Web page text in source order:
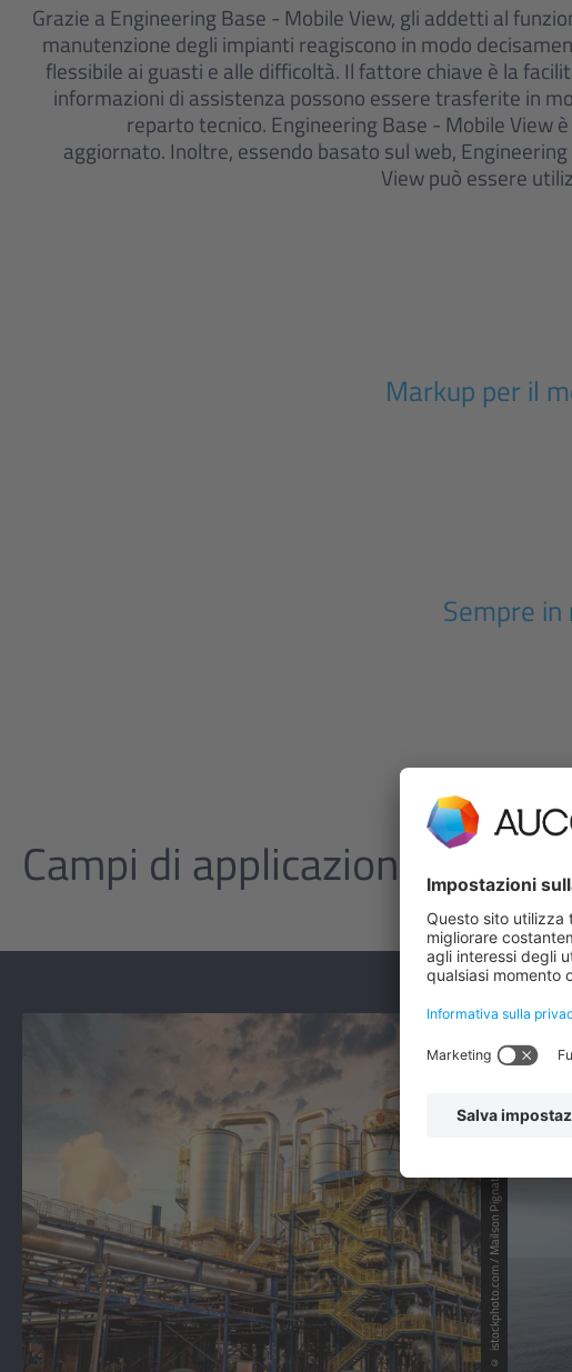
Grazie a Engineering Base - Mobile View, gli addetti al
manutenzione degli impianti reagiscono in modo
flessibile ai guasti e alle difficoltà. Il fattore chiave è la
informazioni di assistenza possono essere trasferite in
reparto tecnico. Engineering Base - Mobile View
aggiornato. Inoltre, essendo basato sul web,
View può essere
Markup per il
Sempre
Campi di applicazione di
© istockphoto.com / Mailson Pignata